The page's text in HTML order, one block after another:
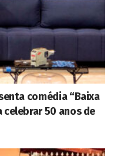
comédia “Baixa
celebrar 50 anos de